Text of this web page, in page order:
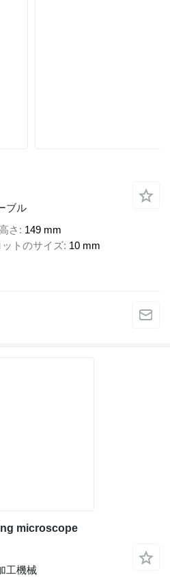
ブル
さ
149 mm
トのサイズ 10 mm
microscope
工機械